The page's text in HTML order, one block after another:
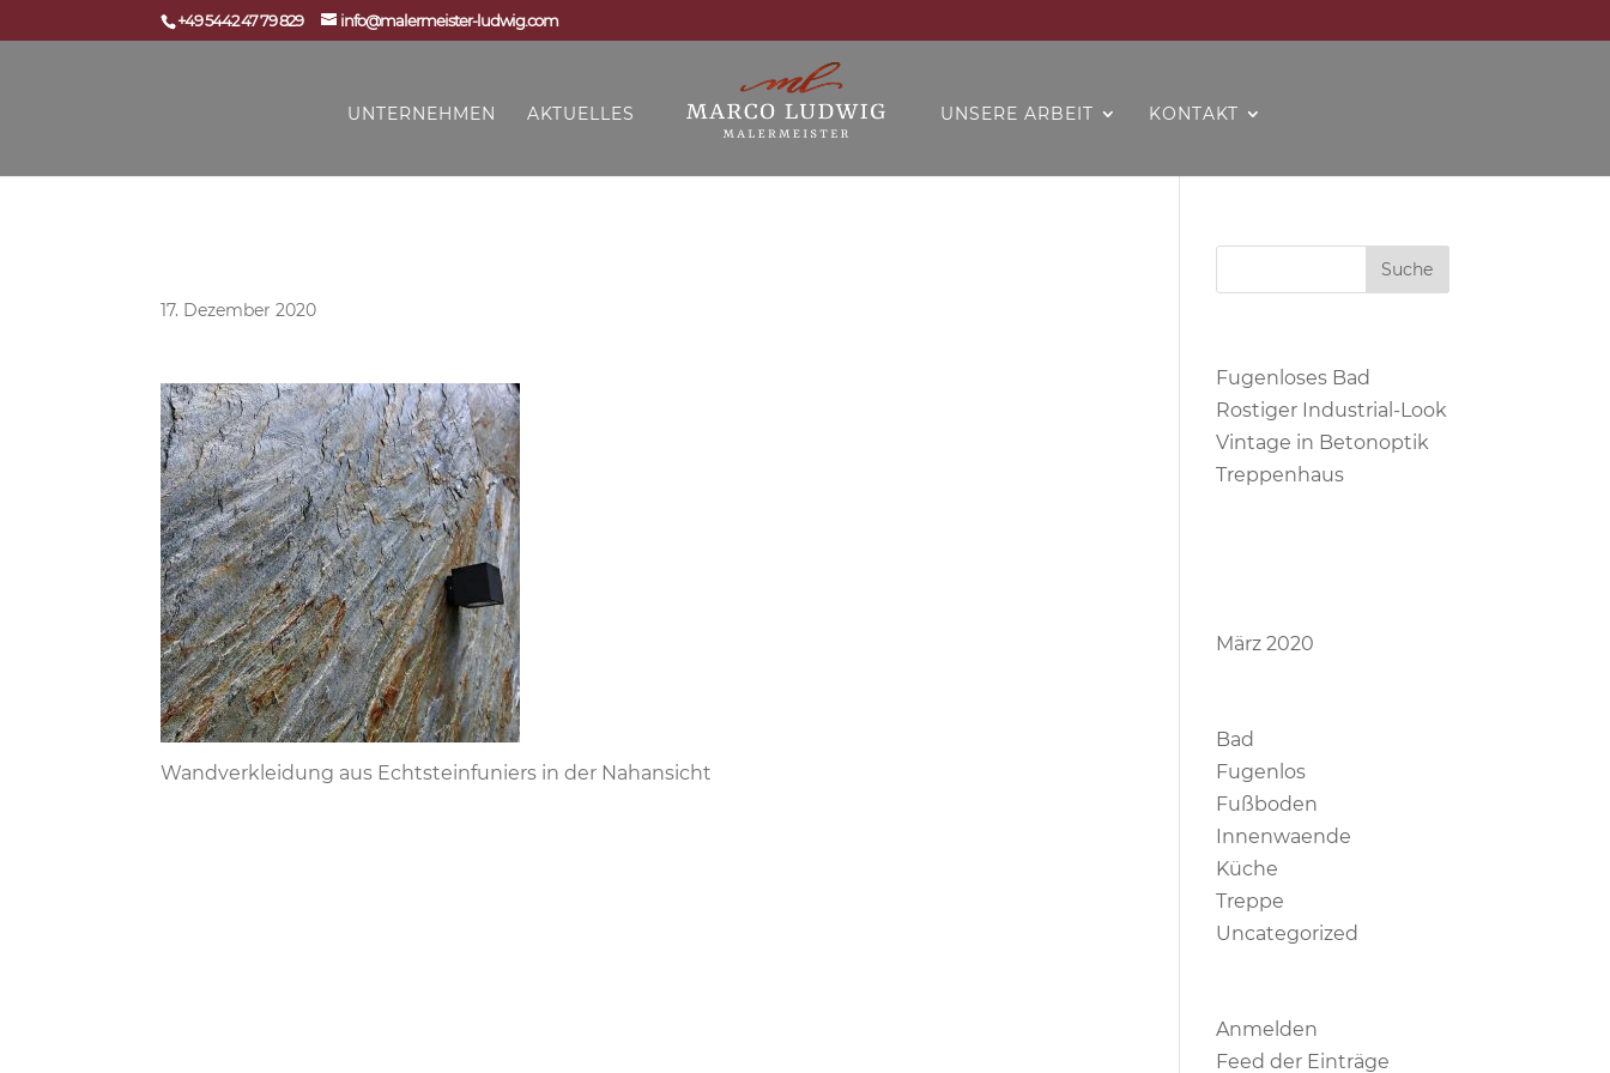
+49 5442 47 79 829 info@malermeister-ludwig.com
UNTERNEHMEN AKTUELLES UNSERE ARBEIT KONTAKT
17. Dezember 2020
Wandverkleidung aus Echtsteinfuniers in der Nahansicht
Fugenloses Bad
Rostiger Industrial-Look
Vintage in Betonoptik
Treppenhaus
März 2020
Bad
Fugenlos
Fußboden
Innenwaende
Küche
Treppe
Uncategorized
Anmelden
Feed der Einträge